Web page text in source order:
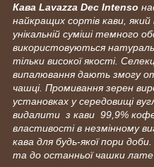
Кава Lavazza Dec Intenso
найкращих сортів кави,
унікальній суміші темного
використовуються
тільки високої якості.
випалювання дають змогу
чашці. Промивання зерен
установках у середовищі
видалити з кави 99,9%
властивості в незмінному
кава для будь-якої пори
та до останньої чашки лате